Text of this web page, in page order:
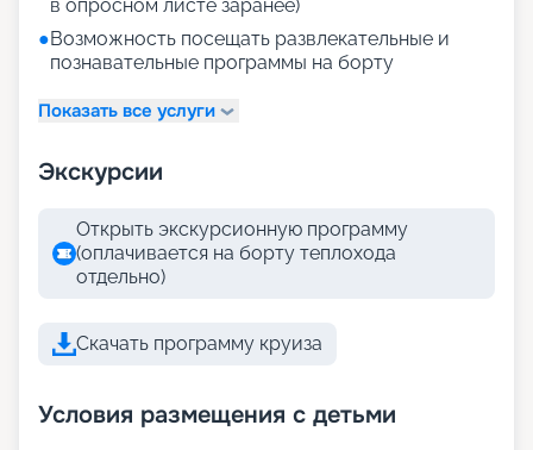
в опросном листе заранее)
●Возможность посещать развлекательные и
познавательные программы на борту
Показать все услуги
Экскурсии
Открыть экскурсионную программу
(оплачивается на борту теплохода
отдельно)
Скачать программу круиза
Условия размещения с детьми